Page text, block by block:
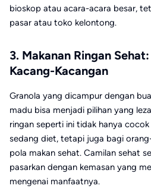
bioskop atau acara-acara besar,
pasar atau toko kelontong.
3. Makanan Ringan
Kacang-Kacangan
Granola yang dicampur dengan
madu bisa menjadi pilihan yang
ringan seperti ini tidak hanya
sedang diet, tetapi juga bagi
pola makan sehat. Camilan sehat
pasarkan dengan kemasan yang
mengenai manfaatnya.